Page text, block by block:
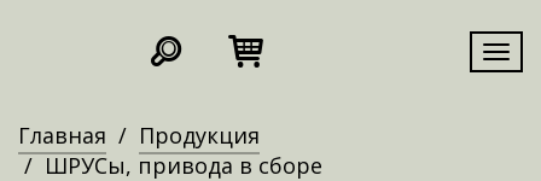
Главная
Продукция
ШРУСы, привода в сборе